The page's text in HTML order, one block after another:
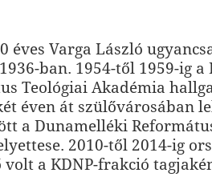
éves Varga László
ban. 1954-től 1959-ig a
Teológiai Akadémia
éven át szülővárosában
a Dunamelléki
2010-től 2014-ig
volt a KDNP-frakció